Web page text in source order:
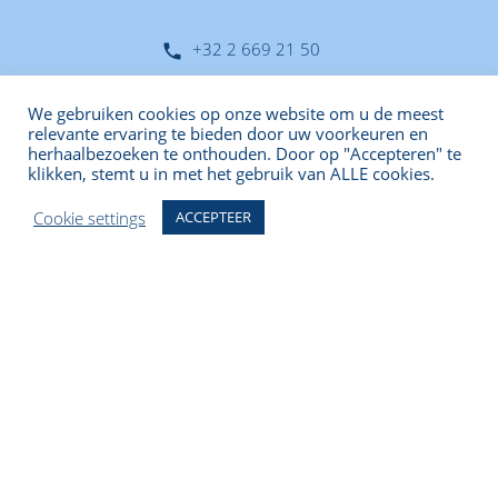
local_phone +32 2 669 21 50
Home
Loopbaancoaching
Freelancecoaching
We gebruiken cookies op onze website om u de meest
relevante ervaring te bieden door uw voorkeuren en
herhaalbezoeken te onthouden. Door op "Accepteren" te
klikken, stemt u in met het gebruik van ALLE cookies.
Cookie settings
ACCEPTEER